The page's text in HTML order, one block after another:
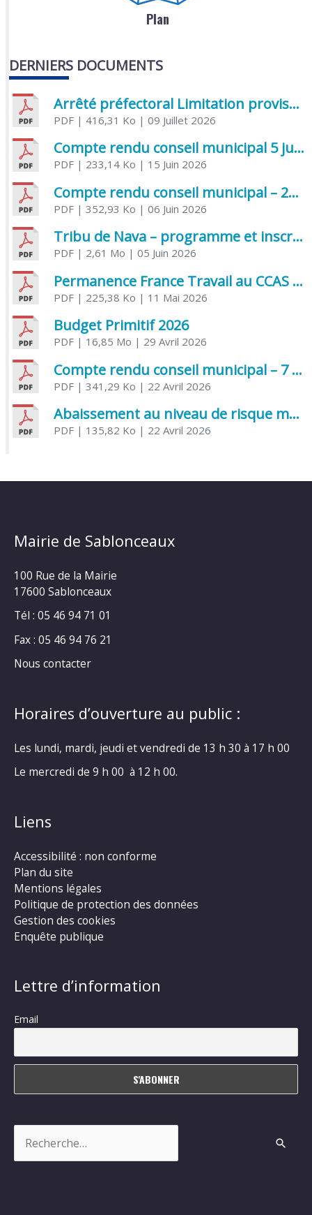
Plan
DERNIERS DOCUMENTS
Arrêté préfectoral Limitation provisoire des usages de l’eau
PDF| 416,31 Ko | 09 Juillet 2026
Compte rendu conseil municipal 5 juin 2026 sénatoriale
PDF| 233,14 Ko | 15 Juin 2026
Compte rendu conseil municipal – 21 avril 2026
PDF| 352,93 Ko | 06 Juin 2026
Tribu de Nava – programme et inscriptions été 2026
PDF| 2,61 Mo | 05 Juin 2026
Permanence France Travail au CCAS de Saujon Juin 2026
PDF| 225,38 Ko | 11 Mai 2026
Budget Primitif 2026
PDF| 16,85 Mo | 29 Avril 2026
Compte rendu conseil municipal – 7 avril 2026
PDF| 341,29 Ko | 22 Avril 2026
Abaissement au niveau de risque modéré de l’Influenza aviaire
PDF| 135,82 Ko | 22 Avril 2026
Mairie de Sablonceaux
100 Rue de la Mairie
17600 Sablonceaux
Tél : 05 46 94 71 01
Fax : 05 46 94 76 21
Nous contacter
Horaires d’ouverture au public :
Les lundi, mardi, jeudi et vendredi de 13 h 30 à 17 h 00
Le mercredi de 9 h 00 à 12 h 00.
Liens
Accessibilité : non conforme
Plan du site
Mentions légales
Politique de protection des données
Gestion des cookies
Enquête publique
Lettre d’information
Email